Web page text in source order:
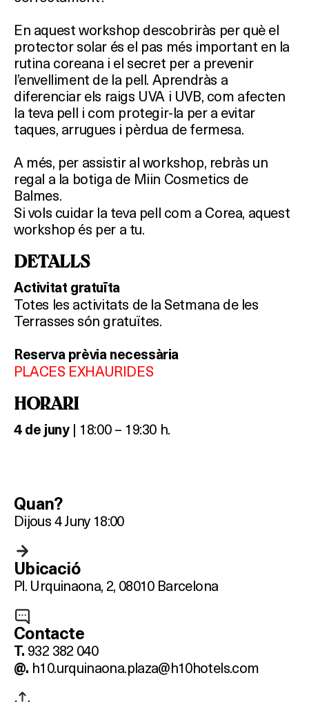
En aquest workshop descobriràs per què el
protector solar és el pas més important en la
rutina coreana i el secret per a prevenir
l’envelliment de la pell. Aprendràs a
diferenciar els raigs UVA i UVB, com afecten
la teva pell i com protegir-la per a evitar
taques, arrugues i pèrdua de fermesa.
A més, per assistir al workshop, rebràs un
regal a la botiga de Miin Cosmetics de
Balmes.
Si vols cuidar la teva pell com a Corea, aquest
workshop és per a tu.
DETALLS
Activitat gratuïta
Totes les activitats de la Setmana de les
Terrasses són gratuïtes.
Reserva prèvia necessària
PLACES EXHAURIDES
HORARI
4 de juny| 18:00 – 19:30 h.
Quan?
Dijous 4 Juny 18:00
Ubicació
Pl. Urquinaona, 2, 08010 Barcelona
Contacte
T. 932 382 040
@. h10.urquinaona.plaza@h10hotels.com